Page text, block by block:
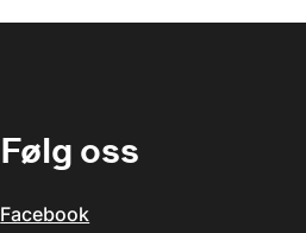
Følg oss
Facebook